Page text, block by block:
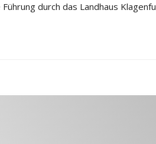
durch das Landhaus